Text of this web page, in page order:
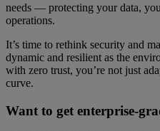
needs — protecting your data,
operations.
It’s time to rethink security and
dynamic and resilient as the
with zero trust, you’re not just
curve.
Want to get enterprise-